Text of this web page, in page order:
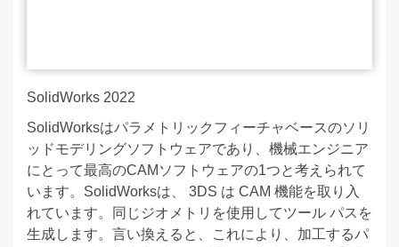
SolidWorks 2022
SolidWorksはパラメトリックフィーチャベースのソリ
ッドモデリングソフトウェアであり、機械エンジニア
にとって最高のCAMソフトウェアの1つと考えられて
います。SolidWorksは、 3DS は CAM 機能を取り入
れています。同じジオメトリを使用してツール パスを
生成します。言い換えると、これにより、加工するパ